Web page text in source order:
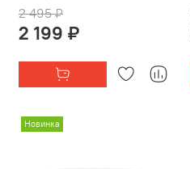
2 495 ₽
2 199 ₽
Новинка